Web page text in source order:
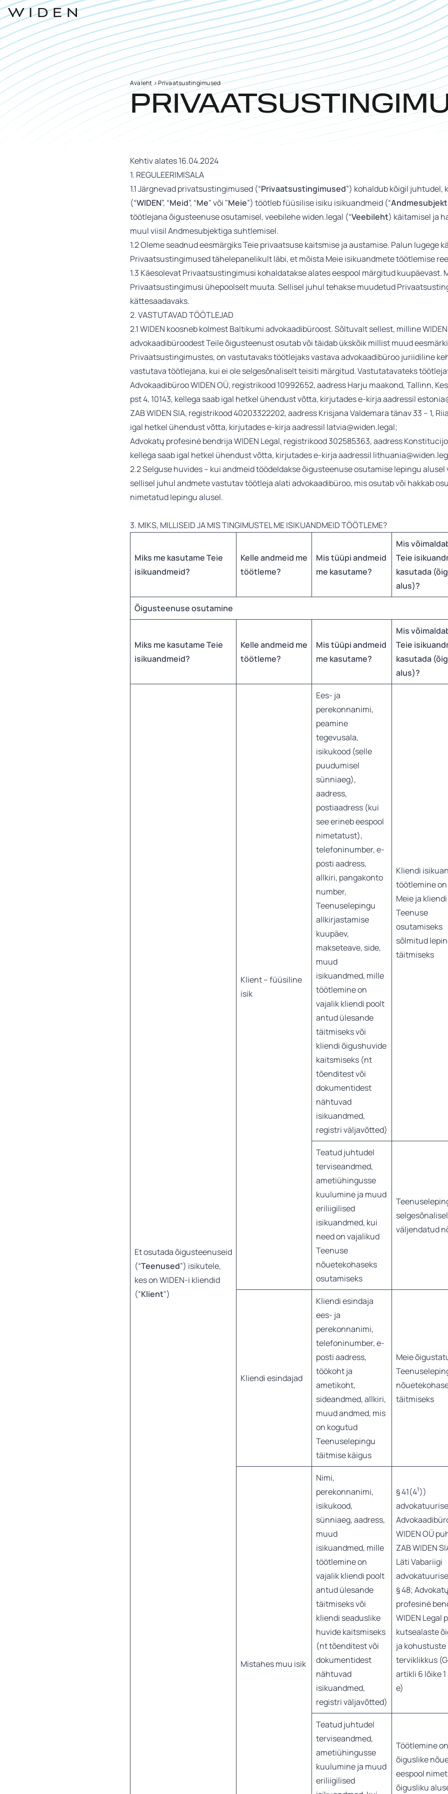
Avaleht>Privaatsustingimused
Kehtiv alates 16.04.2024
1. REGULEERIMISALA
1.1 Järgnevad privatsustingimused (“Privaatsustingimused”) kohaldub kõigil juhtudel,
(“WIDEN”, “Meid”, “Me" või "Meie”) töötleb füüsilise isiku isikuandmeid (“Andmesubjekt
töötlejana õigusteenuse osutamisel, veebilehe widen.legal (“Veebileht) käitamisel ja
muul viisil Andmesubjektiga suhtlemisel.
1.2 Oleme seadnud eesmärgiks Teie privaatsuse kaitsmise ja austamise. Palun lugege
Privaatsustingimused tähelepanelikult läbi, et mõista Meie isikuandmete töötlemise
1.3 Käesolevat Privaatsustingimusi kohaldatakse alates eespool märgitud kuupäevast.
Privaatsustingimusi ühepoolselt muuta. Sellisel juhul tehakse muudetud
kättesaadavaks.
2. VASTUTAVAD TÖÖTLEJAD
2.1 WIDEN koosneb kolmest Baltikumi advokaadibüroost. Sõltuvalt sellest, milline
advokaadibüroodest Teile õigusteenust osutab või täidab ükskõik millist muud
Privaatsustingimustes, on vastutavaks töötlejaks vastava advokaadibüroo juriidiline
vastutava töötlejana, kui ei ole selgesõnaliselt teisiti märgitud. Vastutatavateks
Advokaadibüroo WIDEN OÜ, registrikood 10992652, aadress Harju maakond, Tallinn,
pst 4, 10143, kellega saab igal hetkel ühendust võtta, kirjutades e-kirja aadressil
ZAB WIDEN SIA, registrikood 40203322202, aadress Krisjana Valdemara tänav 33 – 1,
igal hetkel ühendust võtta, kirjutades e-kirja aadressil latvia@widen.legal;
Advokatų profesinė bendrija WIDEN Legal, registrikood 302585363, aadress
kellega saab igal hetkel ühendust võtta, kirjutades e-kirja aadressil
2.2 Selguse huvides – kui andmeid töödeldakse õigusteenuse osutamise lepingu alusel
sellisel juhul andmete vastutav töötleja alati advokaadibüroo, mis osutab või hakkab
nimetatud lepingu alusel.
3. MIKS, MILLISEID JA MIS TINGIMUSTEL ME ISIKUANDMEID TÖÖTLEME?
Miks me kasutame Teie
isikuandmeid?
Kelle andmeid me
töötleme?
Mis tüüpi andmeid
me kasutame?
Mis
Teie
kasutada
alus)?
Õigusteenuse osutamine
Miks me kasutame Teie
isikuandmeid?
Kelle andmeid me
töötleme?
Mis tüüpi andmeid
me kasutame?
Mis
Teie
kasutada
alus)?
Et osutada õigusteenuseid
(“Teenused”) isikutele,
kes on WIDEN-i kliendid
(“Klient")
Klient – füüsiline
isik
Ees- ja
perekonnanimi,
peamine
tegevusala,
isikukood (selle
puudumisel
sünniaeg),
aadress,
postiaadress (kui
see erineb eespool
nimetatust),
telefoninumber, e-
posti aadress,
allkiri, pangakonto
number,
Teenuselepingu
allkirjastamise
kuupäev,
makseteave, side,
muud
isikuandmed, mille
töötlemine on
vajalik kliendi poolt
antud ülesande
täitmiseks või
kliendi õigushuvide
kaitsmiseks (nt
tõenditest või
dokumentidest
nähtuvad
isikuandmed,
registri väljavõtted)
Kliendi
töötlemine
Meie ja
Teenuse
osutamiseks
sõlmitud
täitmiseks
Teatud juhtudel
terviseandmed,
ametiühingusse
kuulumine ja muud
eriliigilised
isikuandmed, kui
need on vajalikud
Teenuse
nõuetekohaseks
osutamiseks
väljendatud
Kliendi esindajad
Kliendi esindaja
ees- ja
perekonnanimi,
telefoninumber, e-
posti aadress,
töökoht ja
ametikoht,
sideandmed, allkiri,
muud andmed, mis
on kogutud
Teenuselepingu
täitmise käigus
Meie
täitmiseks
Mistahes muu isik
Nimi,
perekonnanimi,
isikukood,
sünniaeg, aadress,
muud
isikuandmed, mille
töötlemine on
vajalik kliendi poolt
antud ülesande
täitmiseks või
kliendi seaduslike
huvide kaitsmiseks
(nt tõenditest või
dokumentidest
nähtuvad
isikuandmed,
registri väljavõtted)
§ 41(41))
WIDEN OÜ
ZAB WIDEN
Läti Vabariigi
§ 48; Advokatų
profesinė
WIDEN Legal
kutsealaste
ja kohustuste
terviklikkus
artikli 6 lõike
e)
Teatud juhtudel
terviseandmed,
ametiühingusse
kuulumine ja muud
eriliigilised
Töötlemine
õiguslike
eespool
õigusliku